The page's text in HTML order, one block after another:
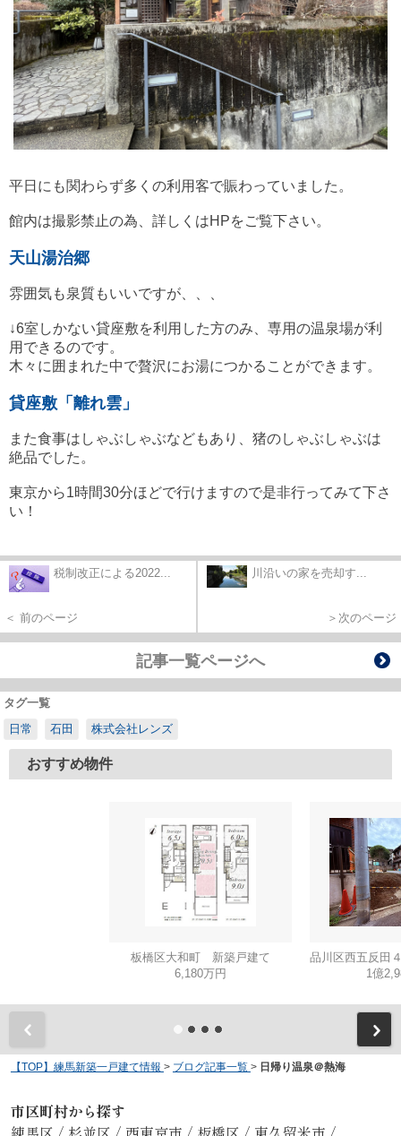
平日にも関わらず多くの利用客で賑わっていました。
館内は撮影禁止の為、詳しくはHPをご覧下さい。
天山湯治郷
雰囲気も泉質もいいですが、、、
↓6室しかない貸座敷を利用した方のみ、専用の温泉場が利
用できるのです。
木々に囲まれた中で贅沢にお湯につかることができます。
貸座敷「離れ雲」
また食事はしゃぶしゃぶなどもあり、猪のしゃぶしゃぶは
絶品でした。
東京から1時間30分ほどで行けますので是非行ってみて下さ
い！
税制改正による2022...
＜ 前のページ
川沿いの家を売却す...
＞次のページ
記事一覧ページへ
タグ一覧
日常
石田 株式会社レンズ
おすすめ物件
板橋区大和町 新築戸建て
6,180万円
1億
【TOP】練馬新築一戸建て情報 > ブログ記事一覧 > 日帰り温泉＠熱海
市区町村から探す